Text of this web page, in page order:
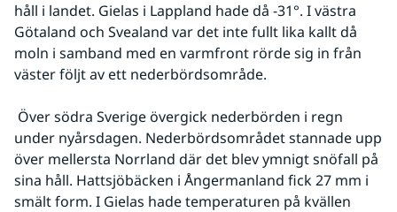
håll i landet. Gielas i Lappland hade då -31°. I västra
Götaland och Svealand var det inte fullt lika kallt då
moln i samband med en varmfront rörde sig in från
väster följt av ett nederbördsområde.
under nyårsdagen. Nederbördsområdet stannade upp
över mellersta Norrland där det blev ymnigt snöfall på
sina håll. Hattsjöbäcken i Ångermanland fick 27 mm i
smält form. I Gielas hade temperaturen på kvällen